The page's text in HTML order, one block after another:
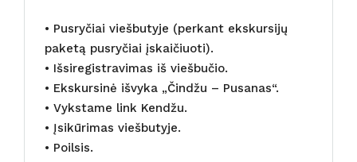
• Pusryčiai viešbutyje (perkant ekskursijų
paketą pusryčiai įskaičiuoti).
• Išsiregistravimas iš viešbučio.
• Ekskursinė išvyka „Čindžu – Pusanas“.
• Vykstame link Kendžu.
• Įsikūrimas viešbutyje.
• Poilsis.